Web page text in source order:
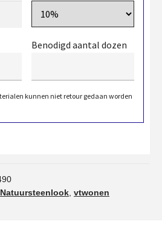
Benodigd aantal dozen
kunnen niet retour gedaan worden
Natuursteenlook vtwonen